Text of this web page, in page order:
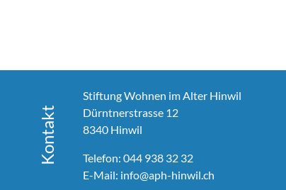
Stiftung Wohnen im Alter Hinwil
Dürntnerstrasse 12
8340 Hinwil
Telefon: 044 938 32 32
E-Mail: info@aph-hinwil.ch